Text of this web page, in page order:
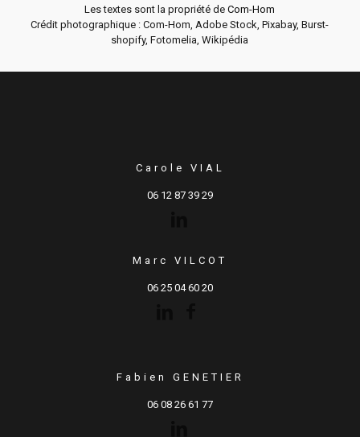
Les textes sont la propriété deCom-Hom
Crédit photographique : Com-Hom, Adobe Stock, Pixabay, Burst-
shopify, Fotomelia, Wikipédia
Carole VIAL
06 12 87 39 29
Marc VILCOT
06 25 04 60 20
Fabien GENETIER
06 08 26 61 77